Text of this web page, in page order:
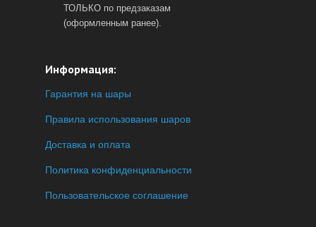
ТОЛЬКО по предзаказам
(оформленным ранее).
Информация:
Гарантия на шары
Правила использования шаров
Доставка и оплата
Политика конфиденциальности
Пользовательское соглашение